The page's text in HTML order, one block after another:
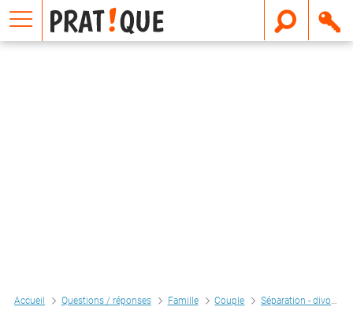
Accueil Questions / réponses Famille Couple Séparation - divorce
E
m
a